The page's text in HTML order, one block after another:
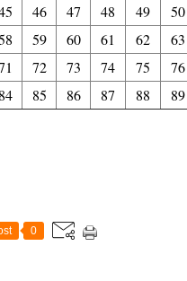
46 47 48 49 50
59 60 61 62 63
72 73 74 75 76
84 85 86 87 88 89
0